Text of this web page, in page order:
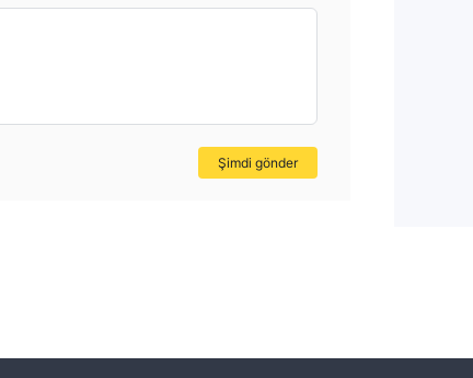
Şimdi gönder